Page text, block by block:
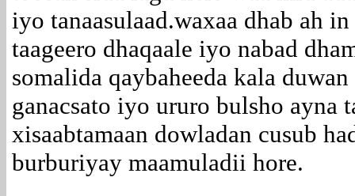
iyo tanaasulaad.waxaa dhab ah
taageero dhaqaale iyo nabad
somalida qaybaheeda kala
ganacsato iyo ururo bulsho ayna
xisaabtamaan dowladan cusub
burburiyay maamuladii hore.